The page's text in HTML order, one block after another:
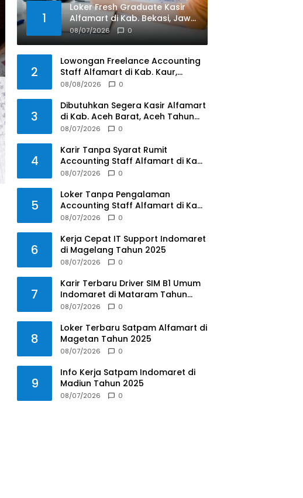
1
Loker Fresh Graduate Kasir
Alfamart di Kab. Bekasi, Jawa
Barat Tahun 2025
08/07/2026 0
2
Lowongan Freelance Accounting
Staff Alfamart di Kab. Kaur,
Bengkulu Tahun 2025
08/08/2026 0
3
Dibutuhkan Segera Kasir Alfamart
di Kab. Aceh Barat, Aceh Tahun
2025
08/07/2026 0
4
Karir Tanpa Syarat Rumit
Accounting Staff Alfamart di Kab.
Aceh Besar, Aceh Tahun 2025
08/07/2026 0
5
Loker Tanpa Pengalaman
Accounting Staff Alfamart di Kab.
Kediri, Jawa Timur Tahun 2025
08/07/2026 0
6
Kerja Cepat IT Support Indomaret
di Magelang Tahun 2025
08/07/2026 0
7
Karir Terbaru Driver SIM B1 Umum
Indomaret di Mataram Tahun
2025
08/07/2026 0
8
Loker Terbaru Satpam Alfamart di
Magetan Tahun 2025
08/07/2026 0
9
Info Kerja Satpam Indomaret di
Madiun Tahun 2025
08/07/2026 0